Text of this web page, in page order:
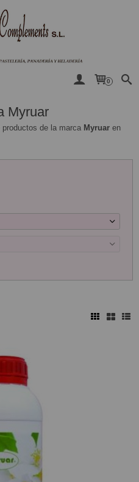
0
Myruar
productos de la marca Myruar en